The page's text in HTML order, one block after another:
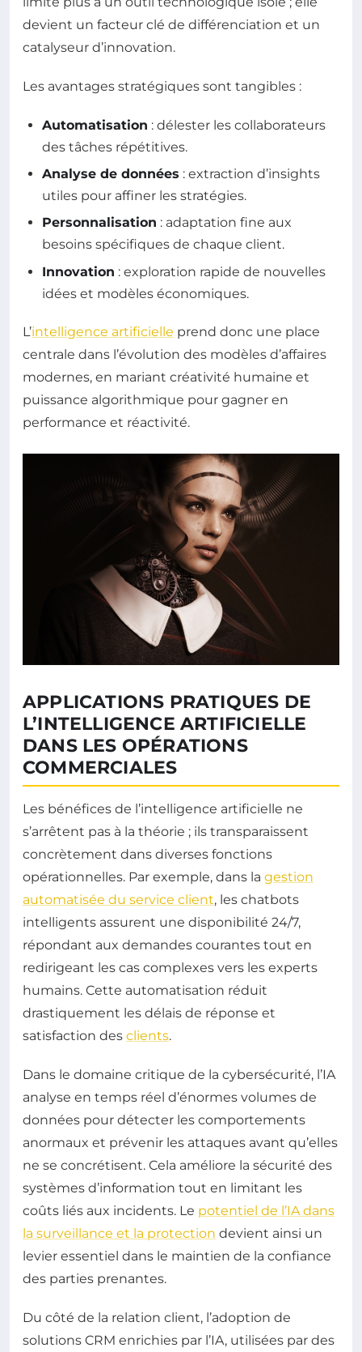
devient un facteur clé de différenciation et un
catalyseur d’innovation.
Les avantages stratégiques sont tangibles :
Automatisation : délester les collaborateurs
des tâches répétitives.
Analyse de données : extraction d’insights
utiles pour affiner les stratégies.
Personnalisation : adaptation fine aux
besoins spécifiques de chaque client.
Innovation : exploration rapide de nouvelles
idées et modèles économiques.
L’intelligence artificielle prend donc une place
centrale dans l’évolution des modèles d’affaires
modernes, en mariant créativité humaine et
puissance algorithmique pour gagner en
performance et réactivité.
APPLICATIONS PRATIQUES DE
L’INTELLIGENCE ARTIFICIELLE
DANS LES OPÉRATIONS
COMMERCIALES
Les bénéfices de l’intelligence artificielle ne
s’arrêtent pas à la théorie ; ils transparaissent
concrètement dans diverses fonctions
opérationnelles. Par exemple, dans la gestion
automatisée du service client, les chatbots
intelligents assurent une disponibilité 24/7,
répondant aux demandes courantes tout en
redirigeant les cas complexes vers les experts
humains. Cette automatisation réduit
drastiquement les délais de réponse et
satisfaction des clients.
Dans le domaine critique de la cybersécurité, l’IA
analyse en temps réel d’énormes volumes de
données pour détecter les comportements
anormaux et prévenir les attaques avant qu’elles
ne se concrétisent. Cela améliore la sécurité des
systèmes d’information tout en limitant les
coûts liés aux incidents. Le potentiel de l’IA dans
la surveillance et la protection devient ainsi un
levier essentiel dans le maintien de la confiance
des parties prenantes.
Du côté de la relation client, l’adoption de
solutions CRM enrichies par l’IA, utilisées par des